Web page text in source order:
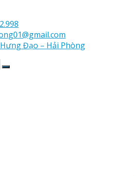
Đạo – Hải Phòng